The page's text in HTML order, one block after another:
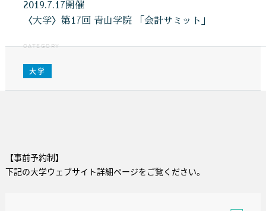
2019.7.17開催
〈大学〉第17回 青山学院 「会計サミット」
CATEGORY
大学
【事前予約制】
下記の大学ウェブサイト詳細ページをご覧ください。